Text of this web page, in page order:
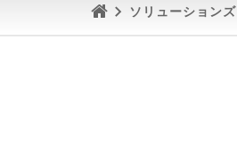
ソリューションズ